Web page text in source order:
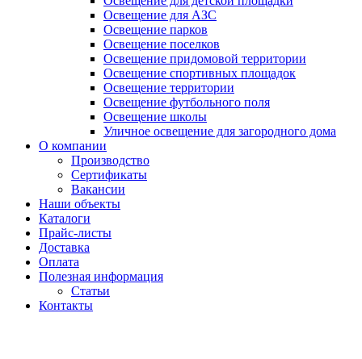
Освещение для АЗС
Освещение парков
Освещение поселков
Освещение придомовой территории
Освещение спортивных площадок
Освещение территории
Освещение футбольного поля
Освещение школы
Уличное освещение для загородного дома
О компании
Производство
Сертификаты
Вакансии
Наши объекты
Каталоги
Прайс-листы
Доставка
Оплата
Полезная информация
Статьи
Контакты